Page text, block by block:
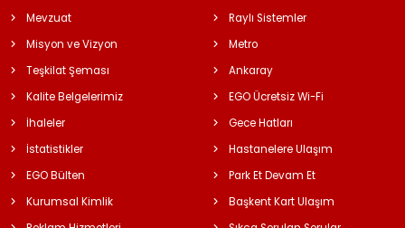
Mevzuat
Misyon ve Vizyon
Teşkilat Şeması
Kalite Belgelerimiz
İhaleler
İstatistikler
EGO Bülten
Kurumsal Kimlik
Raylı Sistemler
Metro
Ankaray
EGO Ücretsiz Wi-Fi
Gece Hatları
Hastanelere Ulaşım
Park Et Devam Et
Başkent Kart Ulaşım